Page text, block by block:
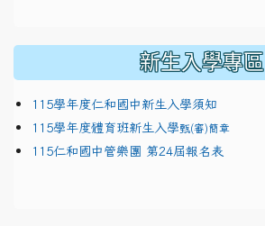
新生入學專區
115學年度仁和國中新生入學須知
115學年度體育班新生入學甄(審)簡章
115仁和國中管樂團 第24屆報名表